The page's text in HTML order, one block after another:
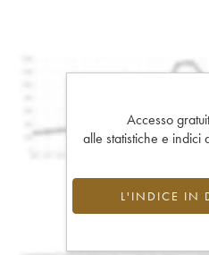
Accesso
alle statistiche e
L'INDICE IN